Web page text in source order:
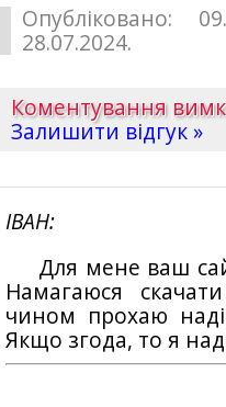
Опубліковано:
28.07.2024.
Коментування
Залишити відгук »
ІВАН
Для мене ваш
Намагаюся
чином прохаю
Якщо згода, то я